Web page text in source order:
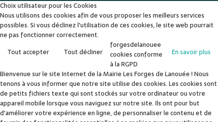
Choix utilisateur pour les Cookies
Nous utilisons des cookies afin de vous proposer les meilleurs services
possibles. Si vous déclinez l'utilisation de ces cookies, le site web pourrait
ne pas fonctionner correctement.
Tout accepter
Tout décliner En savoir plus
forgesdelanouee
cookies conforme
à la RGPD
Bienvenue sur le site Internet de la Mairie Les Forges de Lanouée ! Nous
tenons à vous informer que notre site utilise des cookies. Les cookies sont
de petits fichiers texte qui sont stockés sur votre ordinateur ou votre
appareil mobile lorsque vous naviguez sur notre site. Ils ont pour but
d'améliorer votre expérience en ligne, de personnaliser le contenu et de